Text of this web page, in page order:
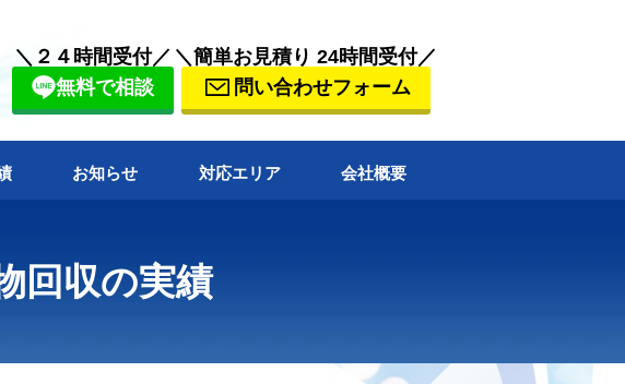
＼２４時間受付／
無料で相談
＼簡単お見積り 24時間受付／
問い合わせフォーム
お知らせ 対応エリア 会社概要
回収の実績